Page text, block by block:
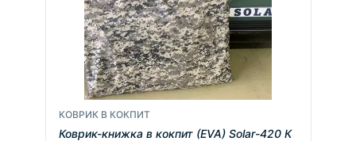
КОВРИК В КОКПИТ
Коврик-книжка в кокпит (EVA) Solar-420 К